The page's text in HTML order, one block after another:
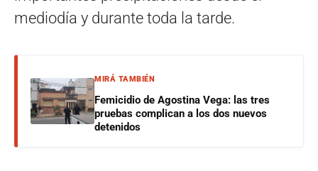
mediodía y durante toda la tarde.
MIRÁ TAMBIÉN
Femicidio de Agostina Vega: las tres
pruebas complican a los dos nuevos
detenidos